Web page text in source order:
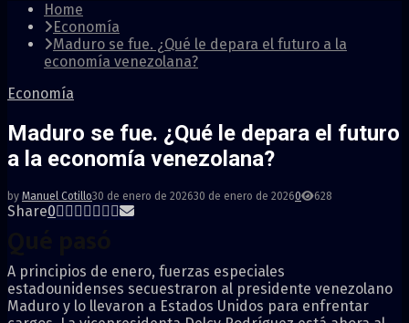
Home
Economía
Maduro se fue. ¿Qué le depara el futuro a la
economía venezolana?
Economía
Maduro se fue. ¿Qué le depara el futuro
a la economía venezolana?
by Manuel Cotillo30 de enero de 202630 de enero de 20260 628
Share0
A principios de enero, fuerzas especiales
estadounidenses secuestraron al presidente venezolano
Maduro y lo llevaron a Estados Unidos para enfrentar